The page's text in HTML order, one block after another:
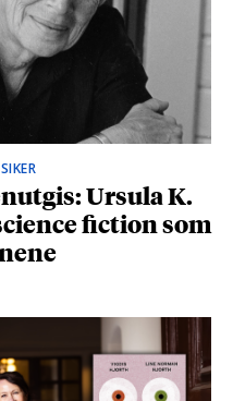
Ursula K.
fiction som